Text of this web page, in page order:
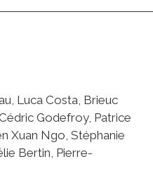
Luca Costa, Brieuc
Godefroy, Patrice
Xuan Ngo, Stéphanie
Bertin, Pierre-